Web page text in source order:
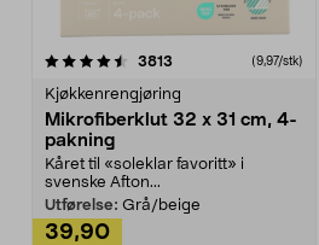
3813 anmeldelser(9,97/stk)
Kjøkkenrengjøring
Mikrofiberklut 32 x 31 cm, 4-
pakning
Kåret til «soleklar favoritt» i
svenske Afton...
Utførelse: Grå/beige
39,90
4.5av 5 stjerner